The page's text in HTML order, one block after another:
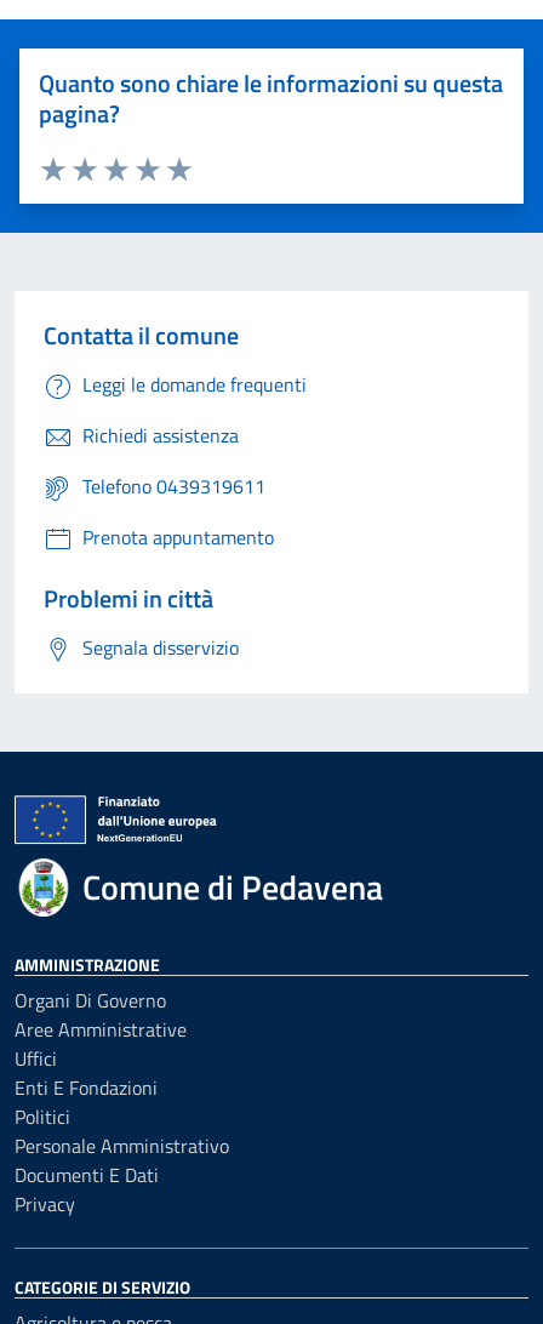
Quanto sono chiare le informazioni su questa
pagina?
Valuta 5 stelle su 5
Valuta 4 stelle su 5
Valuta 3 stelle su 5
Valuta 2 stelle su 5
Valuta 1 stelle su 5
Contatta il comune
Leggi le domande frequenti
Richiedi assistenza
Telefono 0439319611
Prenota appuntamento
Problemi in città
Segnala disservizio
Comune di Pedavena
AMMINISTRAZIONE
Organi Di Governo
Aree Amministrative
Uffici
Enti E Fondazioni
Politici
Personale Amministrativo
Documenti E Dati
Privacy
CATEGORIE DI SERVIZIO